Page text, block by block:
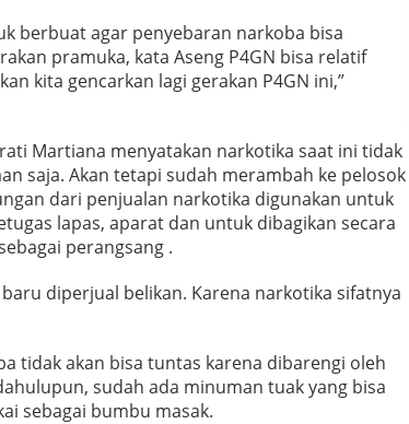
berbuat agar penyebaran narkoba bisa
pramuka, kata Aseng P4GN bisa relatif
kita gencarkan lagi gerakan P4GN ini,”
Martiana menyatakan narkotika saat ini tidak
saja. Akan tetapi sudah merambah ke pelosok
dari penjualan narkotika digunakan untuk
lapas, aparat dan untuk dibagikan secara
perangsang .
diperjual belikan. Karena narkotika sifatnya
tidak akan bisa tuntas karena dibarengi oleh
sudah ada minuman tuak yang bisa
sebagai bumbu masak.